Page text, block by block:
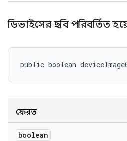
ডিভাইসের ছবি পরিবর্তিত
public boolean
ফেরত
boolean